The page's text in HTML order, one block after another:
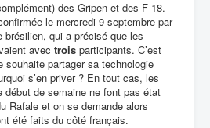
des Gripen et des F-18.
le mercredi 9 septembre par
qui a précisé que les
avec trois participants. C’est
souhaite partager sa technologie
s’en priver ? En tout cas, les
de semaine ne font pas état
Rafale et on se demande alors
été faits du côté français.